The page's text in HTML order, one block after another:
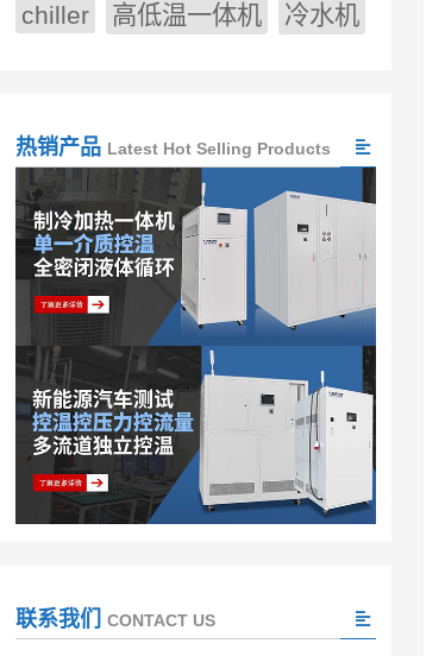
chiller 高低温一体机 冷水机
热销产品 Latest Hot Selling Products
联系我们 CONTACT US